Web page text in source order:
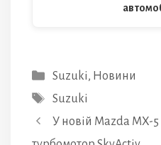
Категорії
Suzuki, Новини
Позначки
Suzuki
У новій Mazda MX-